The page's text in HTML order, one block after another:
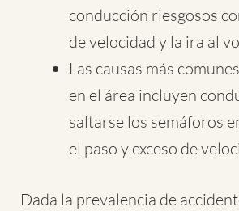
conducción riesgosos
de velocidad y la ira al
Las causas más
en el área incluyen
saltarse los semáforos
el paso y exceso de
Dada la prevalencia de